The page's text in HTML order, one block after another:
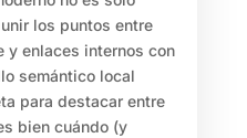
los puntos entre
y enlaces internos con
semántico local
para destacar entre
bien cuándo (y